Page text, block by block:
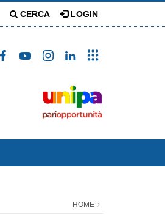
CERCA LOGIN
HOME